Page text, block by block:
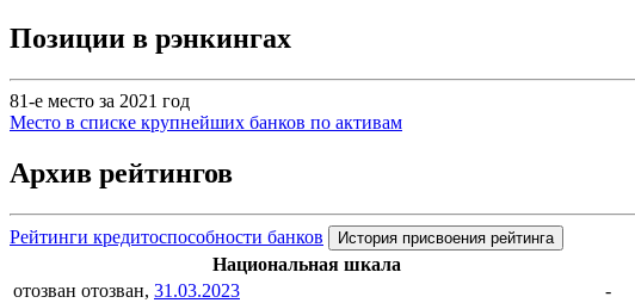
Позиции в рэнкингах
81-е место за 2021 год
Место в списке крупнейших банков по активам
Архив рейтингов
Рейтинги кредитоспособности банков История присвоения рейтинга
Национальная шкала
отозван отозван, 31.03.2023 -